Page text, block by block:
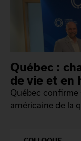
Québec :
de vie et en
Québec
américaine de la